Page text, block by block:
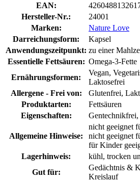
EAN:
Hersteller-Nr.:
24001
Marken:
Nature Love
Darreichungsform:
Kapsel
Anwendungszeitpunkt: zu einer
Essentielle Fettsäuren: Omega-3-Fette
Ernährungsformen:
Vegan,
Laktosefrei
Allergene - Frei von:
Glutenfrei,
Produktarten:
Fettsäuren
Eigenschaften:
Gentechnikfrei,
Allgemeine Hinweise:
nicht geeignet
nicht geeignet
für Kinder
Lagerhinweis:
kühl, trocken
Gut für:
Gedächtnis &
Kreislauf